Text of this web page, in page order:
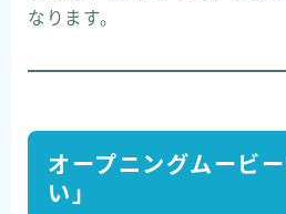
なります。
オープニングムービ
い」